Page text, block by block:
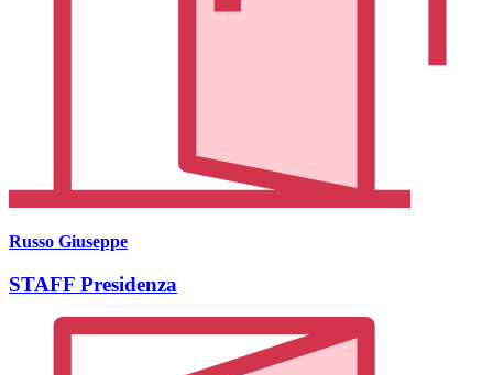
Russo Giuseppe
STAFF Presidenza